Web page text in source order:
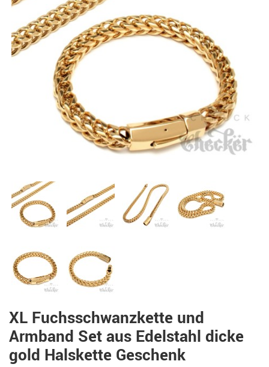
XL Fuchsschwanzkette und
Armband Set aus Edelstahl dicke
gold Halskette Geschenk